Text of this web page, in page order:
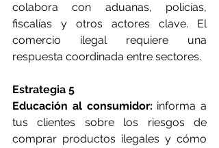
colabora con aduanas, policías,
fiscalías y otros actores clave. El
comercio ilegal requiere una
respuesta coordinada entre sectores.
Estrategia 5
Educación al consumidor: informa a
tus clientes sobre los riesgos de
comprar productos ilegales y cómo